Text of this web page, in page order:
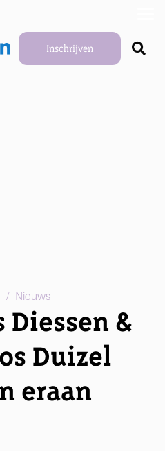
Inschrijven
/ Nieuws
Diessen &
Duizel
eraan